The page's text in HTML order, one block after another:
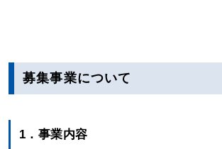
募集事業について
1．事業内容